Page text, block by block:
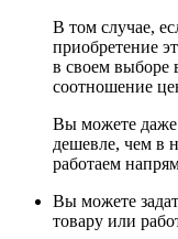
В том случае,
приобретение
в своем выборе
соотношение
Вы можете даже
дешевле, чем в
работаем
Вы можете
товару или